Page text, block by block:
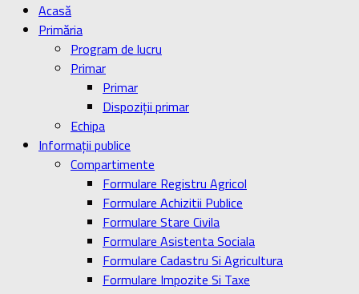
Acasă
Primăria
Program de lucru
Primar
Primar
Dispoziţii primar
Echipa
Informaţii publice
Compartimente
Formulare Registru Agricol
Formulare Achizitii Publice
Formulare Stare Civila
Formulare Asistenta Sociala
Formulare Cadastru Si Agricultura
Formulare Impozite Si Taxe